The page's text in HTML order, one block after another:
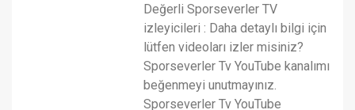
Değerli Sporseverler TV
izleyicileri : Daha detaylı bilgi için
lütfen videoları izler misiniz?
Sporseverler Tv YouTube kanalımı
beğenmeyi unutmayınız.
Sporseverler Tv YouTube